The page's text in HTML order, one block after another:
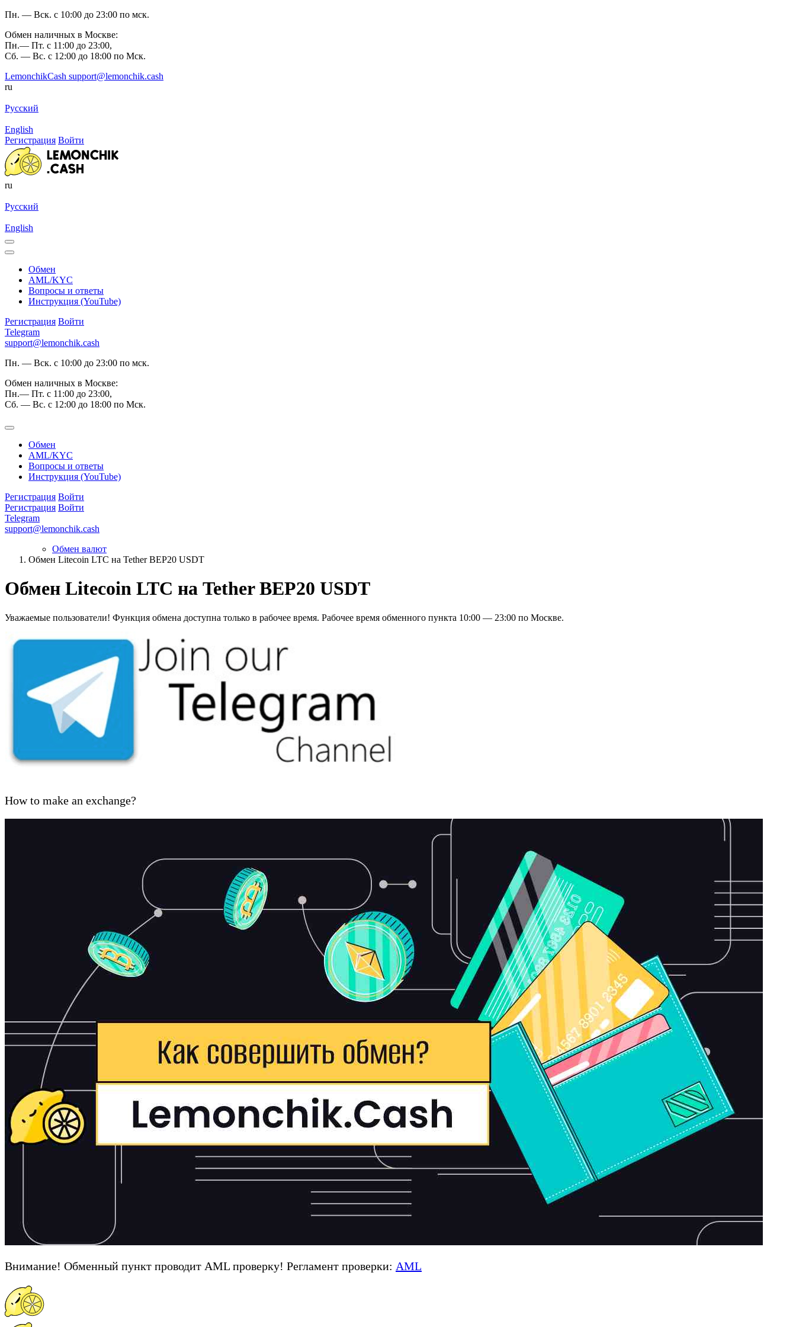
Пн. — Вск. с 10:00 до 23:00 по мск.
Обмен наличных в Москве:
Пн.— Пт. с 11:00 до 23:00,
Сб. — Вс. с 12:00 до 18:00 по Мск.
LemonchikCash support@lemonchik.cash
ru
Русский
English
Регистрация Войти
ru
Русский
English
Обмен
AML/KYC
Вопросы и ответы
Инструкция (YouTube)
Регистрация Войти
Telegram
support@lemonchik.cash
Пн. — Вск. с 10:00 до 23:00 по мск.
Обмен наличных в Москве:
Пн.— Пт. с 11:00 до 23:00,
Сб. — Вс. с 12:00 до 18:00 по Мск.
Обмен
AML/KYC
Вопросы и ответы
Инструкция (YouTube)
Регистрация Войти
Регистрация Войти
Telegram
support@lemonchik.cash
Обмен валют
Обмен Litecoin LTC на Tether BEP20 USDT
Обмен Litecoin LTC на Tether BEP20 USDT
Уважаемые пользователи! Функция обмена доступна только в рабочее время. Рабочее время обменного пункта 10:00 — 23:00 по Москве.
How to make an exchange?
Внимание! Обменный пункт проводит AML проверку! Регламент проверки: AML